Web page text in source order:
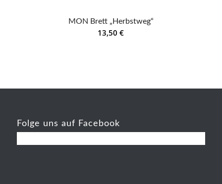
MON Brett „Herbstweg“
13,50€
Folge uns auf Facebook